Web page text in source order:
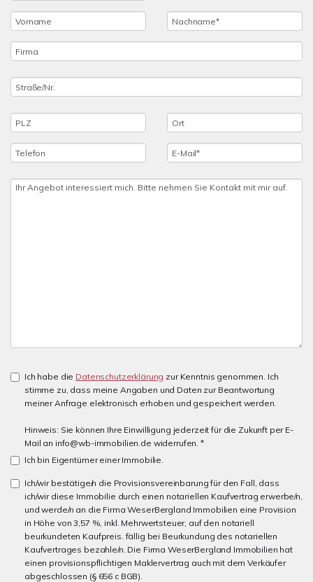
Ich habe die Datenschutzerklärung zur Kenntnis genommen. Ich
stimme zu, dass meine Angaben und Daten zur Beantwortung
meiner Anfrage elektronisch erhoben und gespeichert werden.
Hinweis: Sie können Ihre Einwilligung jederzeit für die Zukunft per E-
Mail an info@wb-immobilien.de widerrufen. *
Ich bin Eigentümer einer Immobilie.
Ich/wir bestätige/n die Provisionsvereinbarung für den Fall, dass
ich/wir diese Immobilie durch einen notariellen Kaufvertrag erwerbe/n,
und werde/n an die Firma WeserBergland Immobilien eine Provision
in Höhe von 3,57 %, inkl. Mehrwertsteuer, auf den notariell
beurkundeten Kaufpreis. fällig bei Beurkundung des notariellen
Kaufvertrages bezahle/n. Die Firma WeserBergland Immobilien hat
einen provisionspflichtigen Maklervertrag auch mit dem Verkäufer
abgeschlossen (§ 656 c BGB).